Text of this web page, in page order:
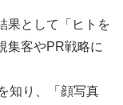
果として「ヒトを
集客やPR戦略に
知り、「顔写真